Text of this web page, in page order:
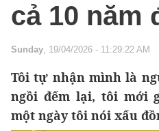
cả 10 năm
Sunday, 19/04/2026 - 11:29:22 AM
Tôi tự nhận mình là
ngồi đếm lại, tôi mới
một ngày tôi nói xấu